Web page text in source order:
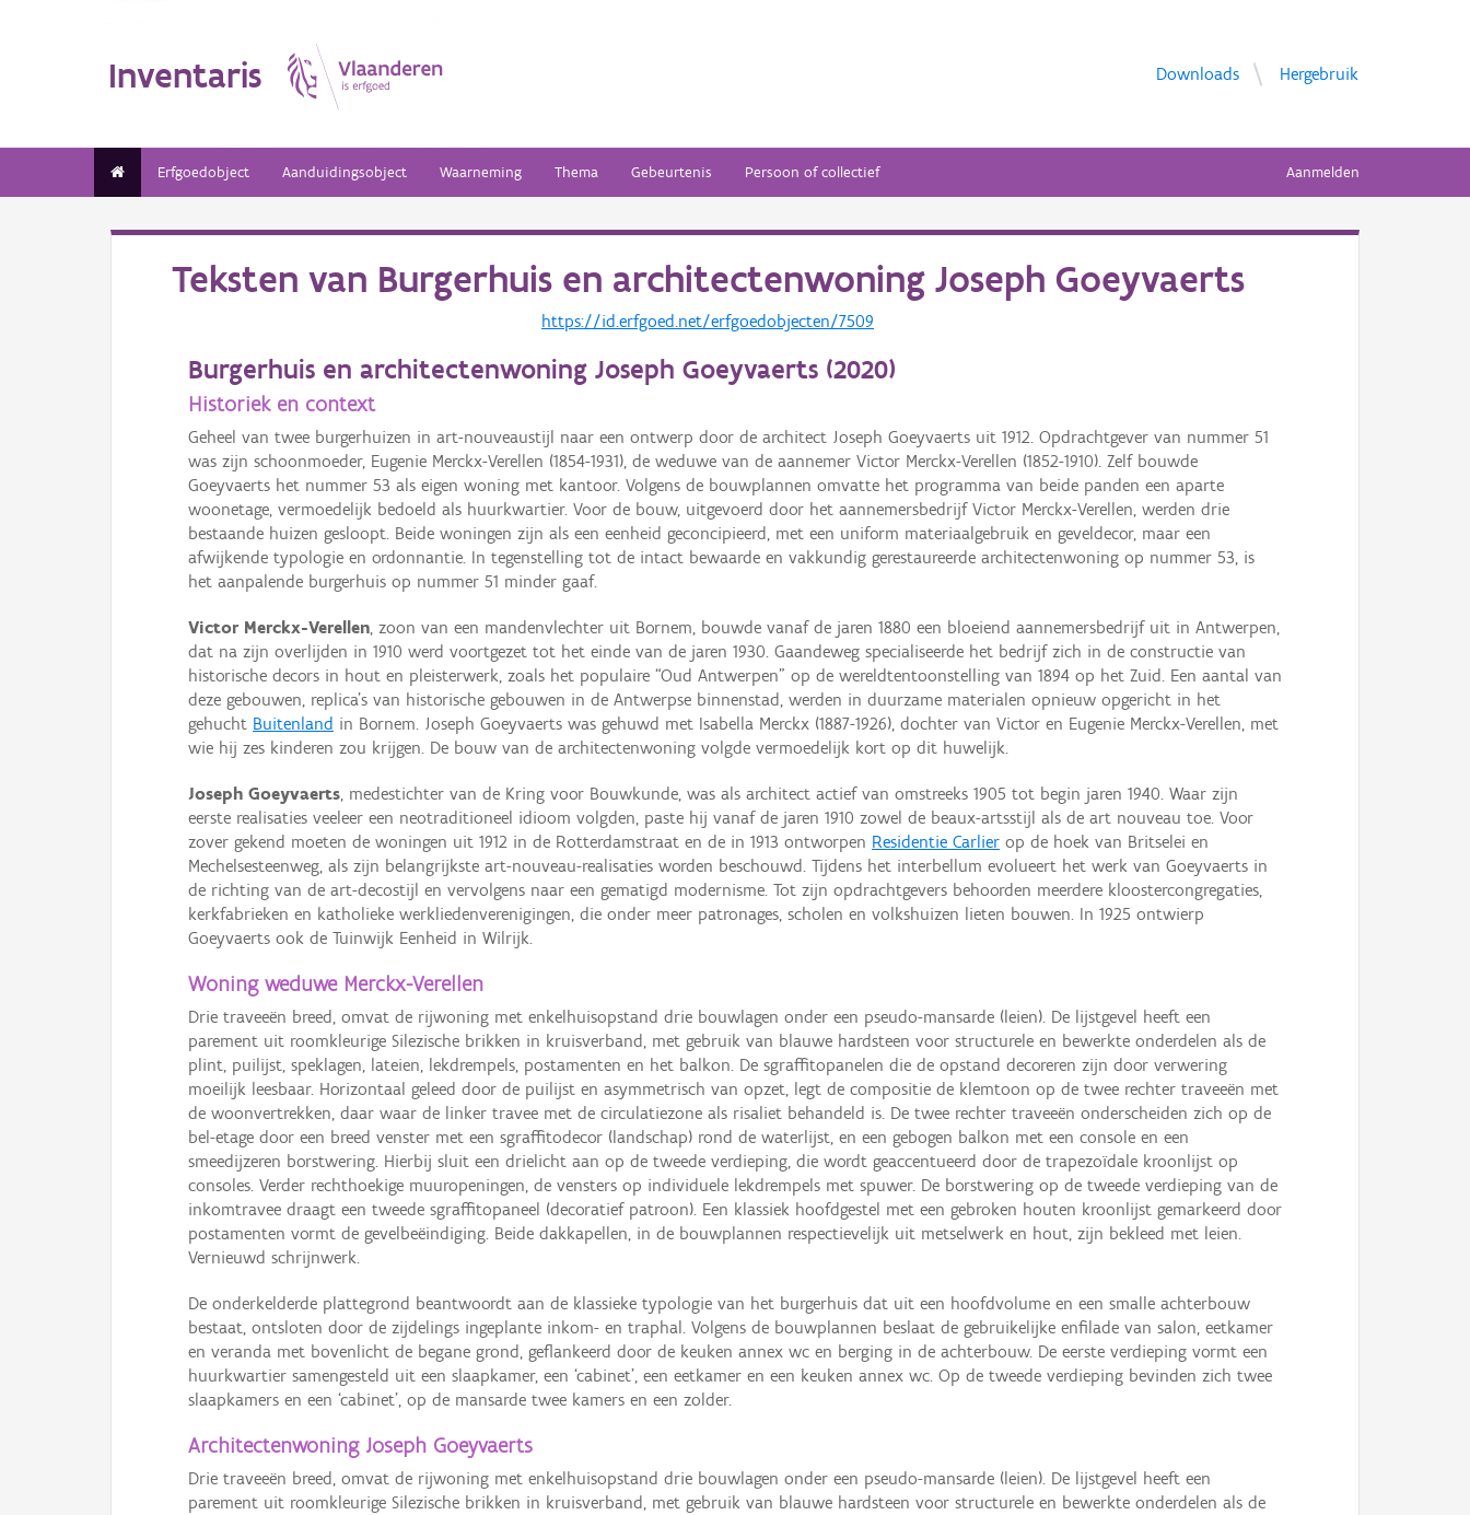
Inventaris Downloads Hergebruik
Erfgoedobject Aanduidingsobject Waarneming Thema Gebeurtenis Persoon of collectief Aanmelden
Teksten van Burgerhuis en architectenwoning Joseph Goeyvaerts
https://id.erfgoed.net/erfgoedobjecten/7509
Burgerhuis en architectenwoning Joseph Goeyvaerts (2020)
Historiek en context
Geheel van twee burgerhuizen in art-nouveaustijl naar een ontwerp door de architect Joseph Goeyvaerts uit 1912. Opdrachtgever van nummer 51
was zijn schoonmoeder, Eugenie Merckx-Verellen (1854-1931), de weduwe van de aannemer Victor Merckx-Verellen (1852-1910). Zelf bouwde
Goeyvaerts het nummer 53 als eigen woning met kantoor. Volgens de bouwplannen omvatte het programma van beide panden een aparte
woonetage, vermoedelijk bedoeld als huurkwartier. Voor de bouw, uitgevoerd door het aannemersbedrijf Victor Merckx-Verellen, werden drie
bestaande huizen gesloopt. Beide woningen zijn als een eenheid geconcipieerd, met een uniform materiaalgebruik en geveldecor, maar een
afwijkende typologie en ordonnantie. In tegenstelling tot de intact bewaarde en vakkundig gerestaureerde architectenwoning op nummer 53, is
het aanpalende burgerhuis op nummer 51 minder gaaf.
Victor Merckx-Verellen, zoon van een mandenvlechter uit Bornem, bouwde vanaf de jaren 1880 een bloeiend aannemersbedrijf uit in Antwerpen,
dat na zijn overlijden in 1910 werd voortgezet tot het einde van de jaren 1930. Gaandeweg specialiseerde het bedrijf zich in de constructie van
historische decors in hout en pleisterwerk, zoals het populaire “Oud Antwerpen” op de wereldtentoonstelling van 1894 op het Zuid. Een aantal van
deze gebouwen, replica’s van historische gebouwen in de Antwerpse binnenstad, werden in duurzame materialen opnieuw opgericht in het
gehucht Buitenland in Bornem. Joseph Goeyvaerts was gehuwd met Isabella Merckx (1887-1926), dochter van Victor en Eugenie Merckx-Verellen, met
wie hij zes kinderen zou krijgen. De bouw van de architectenwoning volgde vermoedelijk kort op dit huwelijk.
Joseph Goeyvaerts, medestichter van de Kring voor Bouwkunde, was als architect actief van omstreeks 1905 tot begin jaren 1940. Waar zijn
eerste realisaties veeleer een neotraditioneel idioom volgden, paste hij vanaf de jaren 1910 zowel de beaux-artsstijl als de art nouveau toe. Voor
zover gekend moeten de woningen uit 1912 in de Rotterdamstraat en de in 1913 ontworpen Residentie Carlier op de hoek van Britselei en
Mechelsesteenweg, als zijn belangrijkste art-nouveau-realisaties worden beschouwd. Tijdens het interbellum evolueert het werk van Goeyvaerts in
de richting van de art-decostijl en vervolgens naar een gematigd modernisme. Tot zijn opdrachtgevers behoorden meerdere kloostercongregaties,
kerkfabrieken en katholieke werkliedenverenigingen, die onder meer patronages, scholen en volkshuizen lieten bouwen. In 1925 ontwierp
Goeyvaerts ook de Tuinwijk Eenheid in Wilrijk.
Woning weduwe Merckx-Verellen
Drie traveeën breed, omvat de rijwoning met enkelhuisopstand drie bouwlagen onder een pseudo-mansarde (leien). De lijstgevel heeft een
parement uit roomkleurige Silezische brikken in kruisverband, met gebruik van blauwe hardsteen voor structurele en bewerkte onderdelen als de
plint, puilijst, speklagen, lateien, lekdrempels, postamenten en het balkon. De sgraffitopanelen die de opstand decoreren zijn door verwering
moeilijk leesbaar. Horizontaal geleed door de puilijst en asymmetrisch van opzet, legt de compositie de klemtoon op de twee rechter traveeën met
de woonvertrekken, daar waar de linker travee met de circulatiezone als risaliet behandeld is. De twee rechter traveeën onderscheiden zich op de
bel-etage door een breed venster met een sgraffitodecor (landschap) rond de waterlijst, en een gebogen balkon met een console en een
smeedijzeren borstwering. Hierbij sluit een drielicht aan op de tweede verdieping, die wordt geaccentueerd door de trapezoïdale kroonlijst op
consoles. Verder rechthoekige muuropeningen, de vensters op individuele lekdrempels met spuwer. De borstwering op de tweede verdieping van de
inkomtravee draagt een tweede sgraffitopaneel (decoratief patroon). Een klassiek hoofdgestel met een gebroken houten kroonlijst gemarkeerd door
postamenten vormt de gevelbeëindiging. Beide dakkapellen, in de bouwplannen respectievelijk uit metselwerk en hout, zijn bekleed met leien.
Vernieuwd schrijnwerk.
De onderkelderde plattegrond beantwoordt aan de klassieke typologie van het burgerhuis dat uit een hoofdvolume en een smalle achterbouw
bestaat, ontsloten door de zijdelings ingeplante inkom- en traphal. Volgens de bouwplannen beslaat de gebruikelijke enfilade van salon, eetkamer
en veranda met bovenlicht de begane grond, geflankeerd door de keuken annex wc en berging in de achterbouw. De eerste verdieping vormt een
huurkwartier samengesteld uit een slaapkamer, een ‘cabinet’, een eetkamer en een keuken annex wc. Op de tweede verdieping bevinden zich twee
slaapkamers en een ‘cabinet’, op de mansarde twee kamers en een zolder.
Architectenwoning Joseph Goeyvaerts
Drie traveeën breed, omvat de rijwoning met enkelhuisopstand drie bouwlagen onder een pseudo-mansarde (leien). De lijstgevel heeft een
parement uit roomkleurige Silezische brikken in kruisverband, met gebruik van blauwe hardsteen voor structurele en bewerkte onderdelen als de